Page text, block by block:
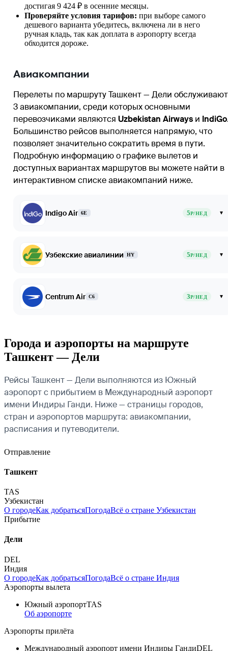
достигая 9 424 ₽ в осенние месяцы.
Проверяйте условия тарифов: при выборе самого
дешевого варианта убедитесь, включена ли в него
ручная кладь, так как доплата в аэропорту всегда
обходится дороже.
Авиакомпании
Перелеты по маршруту Ташкент — Дели обслуживают
3 авиакомпании, среди которых основными
перевозчиками являются Uzbekistan Airways и IndiGo
Большинство рейсов выполняется напрямую, что
позволяет значительно сократить время в пути.
Подробную информацию о графике вылетов и
доступных вариантах маршрутов вы можете найти в
интерактивном списке авиакомпаний ниже.
Indigo Air 6E 5Р/НЕД ▾
Узбекские авиалинии HY 5Р/НЕД ▾
Centrum Air C6 3Р/НЕД ▾
Города и аэропорты на маршруте
Ташкент — Дели
Рейсы Ташкент — Дели выполняются из Южный
аэропорт с прибытием в Международный аэропорт
имени Индиры Ганди. Ниже — страницы городов,
стран и аэропортов маршрута: авиакомпании,
расписания и путеводители.
Отправление
Ташкент
TAS
Узбекистан
О городеКак добратьсяПогодаВсё о стране Узбекистан
Прибытие
Дели
DEL
Индия
О городеКак добратьсяПогодаВсё о стране Индия
Аэропорты вылета
Южный аэропортTAS
Об аэропорте
Аэропорты прилёта
Международный аэропорт имени Индиры ГандиDEL